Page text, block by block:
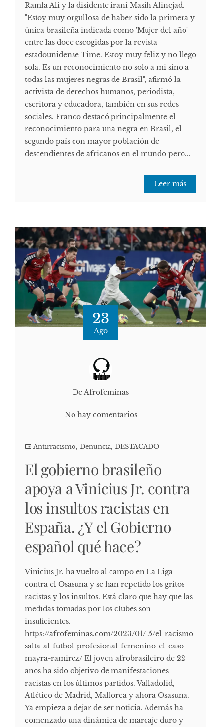
Ramla Ali y la disidente iraní Masih Alinejad.
"Estoy muy orgullosa de haber sido la primera y
única brasileña indicada como 'Mujer del año'
entre las doce escogidas por la revista
estadounidense Time. Estoy muy feliz y no llego
sola. Es un reconocimiento no solo a mi sino a
todas las mujeres negras de Brasil", afirmó la
activista de derechos humanos, periodista,
escritora y educadora, también en sus redes
sociales. Franco destacó principalmente el
reconocimiento para una negra en Brasil, el
segundo país con mayor población de
descendientes de africanos en el mundo pero...
Leer más
23
Ago
De Afrofeminas
No hay comentarios
Antirracismo, Denuncia, DESTACADO
El gobierno brasileño
apoya a Vinicius Jr. contra
los insultos racistas en
España. ¿Y el Gobierno
español qué hace?
Vinicius Jr. ha vuelto al campo en La Liga
contra el Osasuna y se han repetido los gritos
racistas y los insultos. Está claro que hay que las
medidas tomadas por los clubes son
insuficientes.
https://afrofeminas.com/2023/01/15/el-racismo-
salta-al-futbol-profesional-femenino-el-caso-
mayra-ramirez/ El joven afrobrasileiro de 22
años ha sido objetivo de manifestaciones
racistas en los últimos partidos. Valladolid,
Atlético de Madrid, Mallorca y ahora Osasuna.
Ya empieza a dejar de ser noticia. Además ha
comenzado una dinámica de marcaje duro y